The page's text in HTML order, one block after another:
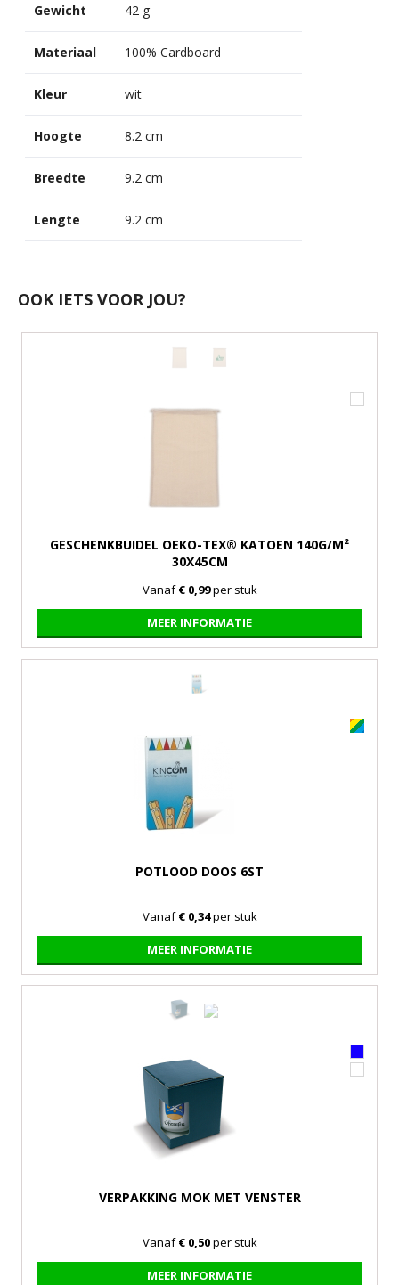
Gewicht 42 g
Materiaal 100% Cardboard
Kleur wit
Hoogte 8.2 cm
Breedte 9.2 cm
Lengte 9.2 cm
OOK IETS VOOR JOU?
GESCHENKBUIDEL OEKO-TEX® KATOEN 140G/M²
30X45CM
Vanaf€ 0,99per stuk
MEER INFORMATIE
POTLOOD DOOS 6ST
Vanaf€ 0,34per stuk
MEER INFORMATIE
VERPAKKING MOK MET VENSTER
Vanaf€ 0,50per stuk
MEER INFORMATIE